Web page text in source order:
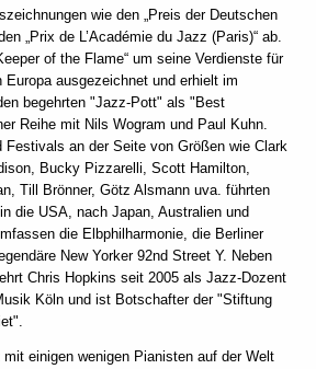
wie den „Preis der Deutschen
„Prix de L’Académie du Jazz (Paris)“ ab.
of the Flame“ um seine Verdienste für
ausgezeichnet und erhielt im
begehrten "Jazz-Pott" als "Best
Reihe mit Nils Wogram und Paul Kuhn.
Festivals an der Seite von Größen wie Clark
Bucky Pizzarelli, Scott Hamilton,
Till Brönner, Götz Alsmann uva. führten
die USA, nach Japan, Australien und
die Elbphilharmonie, die Berliner
New Yorker 92nd Street Y. Neben
Chris Hopkins seit 2005 als Jazz-Dozent
Köln und ist Botschafter der "Stiftung
einigen wenigen Pianisten auf der Welt